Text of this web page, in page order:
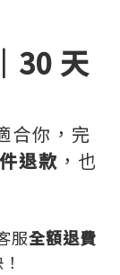
30 天
合你，完
退款 ，也
服全額退費